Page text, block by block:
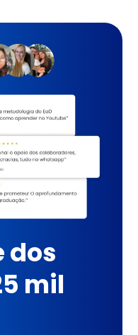
dos
mil